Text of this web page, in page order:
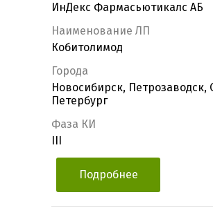
ИнДекс Фармасьютикалс АБ
Наименование ЛП
Кобитолимод
Города
Новосибирск, Петрозаводск,
Петербург
Фаза КИ
Подробнее